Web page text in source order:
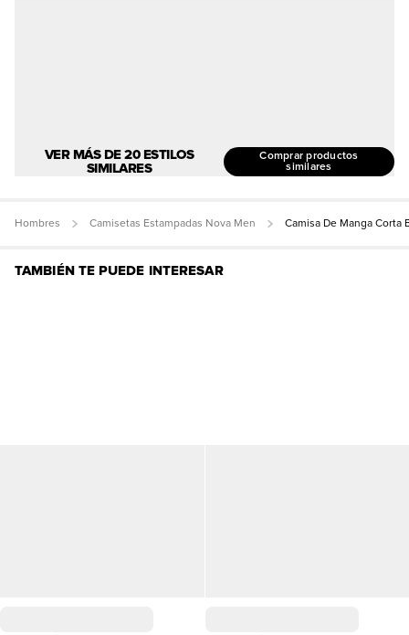
VER MÁS DE 20 ESTILOS
SIMILARES
Comprar productos
similares
Hombres Camisetas Estampadas Nova Men Camisa De Manga
TAMBIÉN TE PUEDE INTERESAR